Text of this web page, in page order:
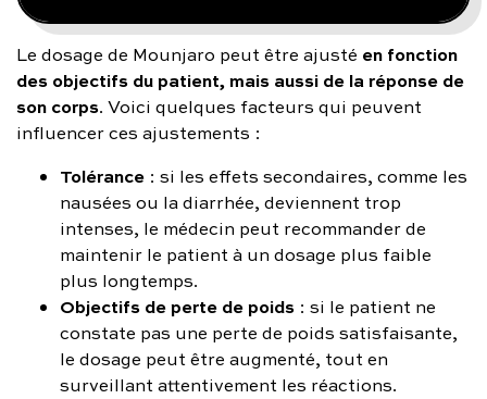
Le dosage de Mounjaro peut être ajusté en fonction
des objectifs du patient, mais aussi de la réponse de
son corps. Voici quelques facteurs qui peuvent
influencer ces ajustements :
Tolérance : si les effets secondaires, comme les
nausées ou la diarrhée, deviennent trop
intenses, le médecin peut recommander de
maintenir le patient à un dosage plus faible
plus longtemps.
Objectifs de perte de poids : si le patient ne
constate pas une perte de poids satisfaisante,
le dosage peut être augmenté, tout en
surveillant attentivement les réactions.